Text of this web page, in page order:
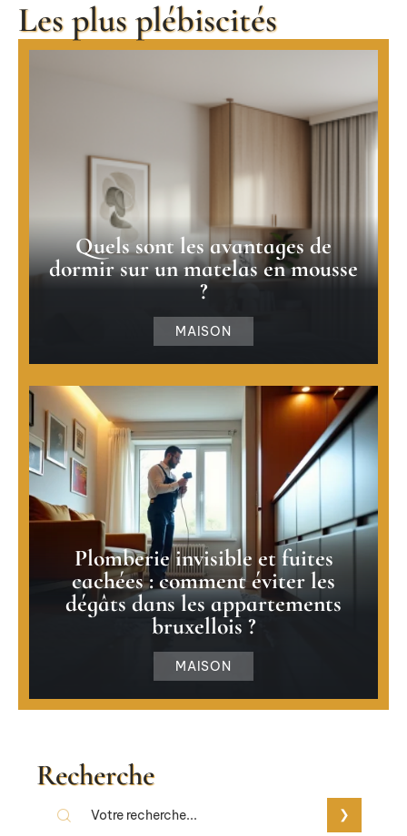
Les plus plébiscités
Quels sont les avantages de
dormir sur un matelas en mousse
?
MAISON
Plomberie invisible et fuites
cachées : comment éviter les
dégâts dans les appartements
bruxellois ?
MAISON
Recherche